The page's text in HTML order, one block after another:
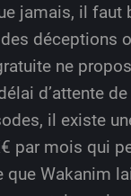
jamais, il faut
déceptions
ne
d’attente
il existe
par mois qui
que Wakanim